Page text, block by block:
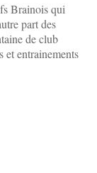
Brainois qui
part des
de club
et entrainements